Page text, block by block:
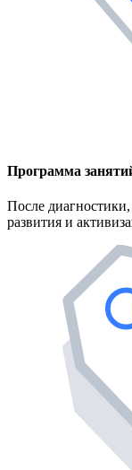
Программа
После
развития и